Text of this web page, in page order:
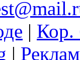
| Кор.
|